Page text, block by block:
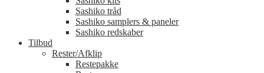
Sashiko tråd
Sashiko samplers & paneler
Sashiko redskaber
Tilbud
Rester/Afklip
Restepakke